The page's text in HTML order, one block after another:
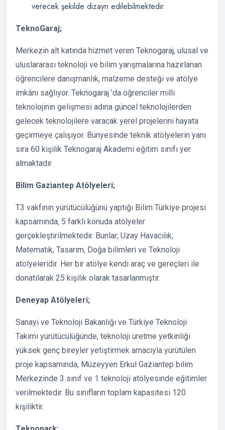
verecek şekilde dizayn edilebilmektedir.
TeknoGaraj;
Merkezin alt katında hizmet veren Teknogaraj, ulusal ve
uluslararası teknoloji ve bilim yarışmalarına hazırlanan
öğrencilere danışmanlık, malzeme desteği ve atölye
imkânı sağlıyor. Teknogaraj ’da öğrenciler milli
teknolojinin gelişmesi adına güncel teknolojilerden
gelecek teknolojilere varacak yerel projelerini hayata
geçirmeye çalışıyor. Bünyesinde teknik atölyelerin yanı
sıra 60 kişilik Teknogaraj Akademi eğitim sınıfı yer
almaktadır.
Bilim Gaziantep Atölyeleri;
T3 vakfının yürütücülüğünü yaptığı Bilim Türkiye projesi
kapsamında, 5 farklı konuda atölyeler
gerçekleştirilmektedir. Bunlar; Uzay Havacılık,
Matematik, Tasarım, Doğa bilimleri ve Teknoloji
atölyeleridir. Her bir atölye kendi araç ve gereçleri ile
donatılarak 25 kişilik olarak tasarlanmıştır.
Deneyap Atölyeleri;
Sanayi ve Teknoloji Bakanlığı ve Türkiye Teknoloji
Takımı yürütücülüğünde, teknoloji üretme yetkinliği
yüksek genç bireyler yetiştirmek amacıyla yürütülen
proje kapsamında, Müzeyyen Erkul Gaziantep bilim
Merkezinde 3 sınıf ve 1 teknoloji atölyesinde eğitimler
verilmektedir. Bu sınıfların toplam kapasitesi 120
kişiliktir.